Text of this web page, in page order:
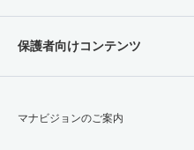
保護者向けコンテンツ
マナビジョンのご案内